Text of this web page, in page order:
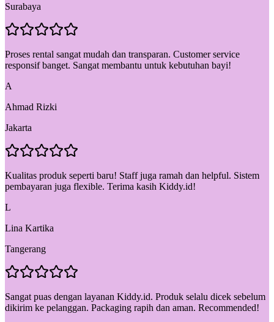
Surabaya
Proses rental sangat mudah dan transparan. Customer service
responsif banget. Sangat membantu untuk kebutuhan bayi!
A
Ahmad Rizki
Jakarta
Kualitas produk seperti baru! Staff juga ramah dan helpful. Sistem
pembayaran juga flexible. Terima kasih Kiddy.id!
L
Lina Kartika
Tangerang
Sangat puas dengan layanan Kiddy.id. Produk selalu dicek sebelum
dikirim ke pelanggan. Packaging rapih dan aman. Recommended!